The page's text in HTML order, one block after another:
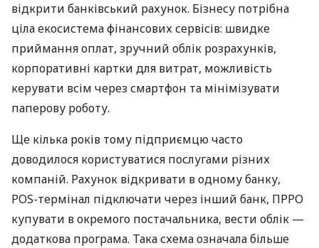
відкрити банківський рахунок. Бізнесу потрібна
ціла екосистема фінансових сервісів: швидке
приймання оплат, зручний облік розрахунків,
корпоративні картки для витрат, можливість
керувати всім через смартфон та мінімізувати
паперову роботу.
Ще кілька років тому підприємцю часто
доводилося користуватися послугами різних
компаній. Рахунок відкривати в одному банку,
POS-термінал підключати через інший банк, ПРРО
купувати в окремого постачальника, вести облік —
додаткова програма. Така схема означала більше